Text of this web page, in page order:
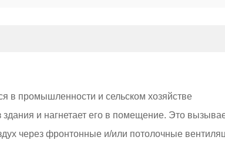
в промышленности и сельском хозяйстве
здания и нагнетает его в помещение. Это
через фронтонные и/или потолочные